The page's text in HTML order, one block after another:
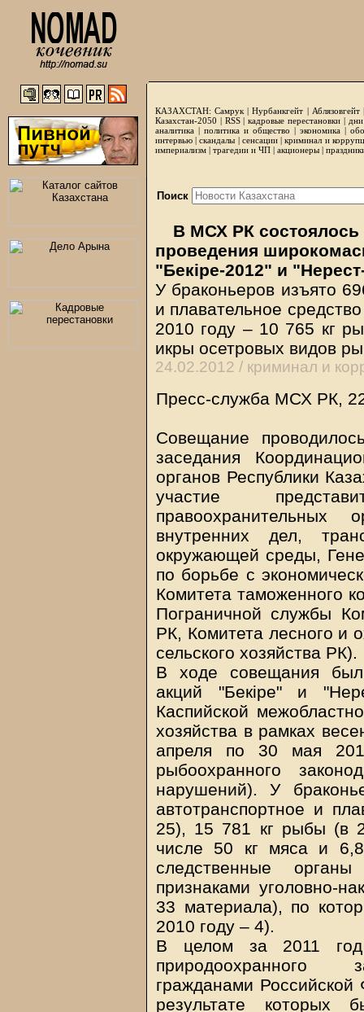
КАЗАХСТАН: Самрук |Нурбанкгейт | Аблязовгейт
Казахстан-2050 | RSS|кадровые перестановки|
аналитика | политика и общество | экономика |
интервью |скандалы | сенсации|криминал и
империализм | трагедии и ЧП | акционеры |
Поиск
В МСХ РК
проведения
"Бекіре-2012" и
У браконьеров изъято
и плавательное
2010 году – 10 765 кг
икры осетровых видов
24.02.2012 / криминал и
Пресс-служба МСХ РК,
Совещание
заседания
органов Республики
участие
правоохранительных
внутренних дел,
окружающей среды,
по борьбе с
Комитета таможенного
Пограничной службы
РК, Комитета лесного и
сельского хозяйства РК).
В ходе совещания
акций "Бекіре" и
Каспийской
хозяйства в рамках
апреля по 30 мая
рыбоохранного
нарушений). У
автотранспортное и
25), 15 781 кг рыбы (в
числе 50 кг мяса и
следственные
признаками уголовно-
33 материала), по
2010 году – 4).
В целом за 2011
природоохранного
гражданами Российской
результате которых